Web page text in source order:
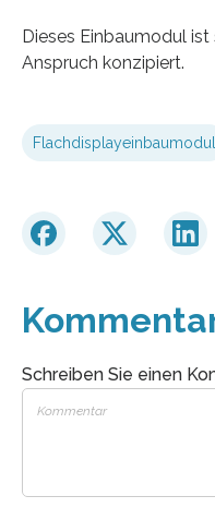
Dieses Einbaumodul
Anspruch konzipiert.
Flachdisplayeinbaumodul
Schreiben Sie einen